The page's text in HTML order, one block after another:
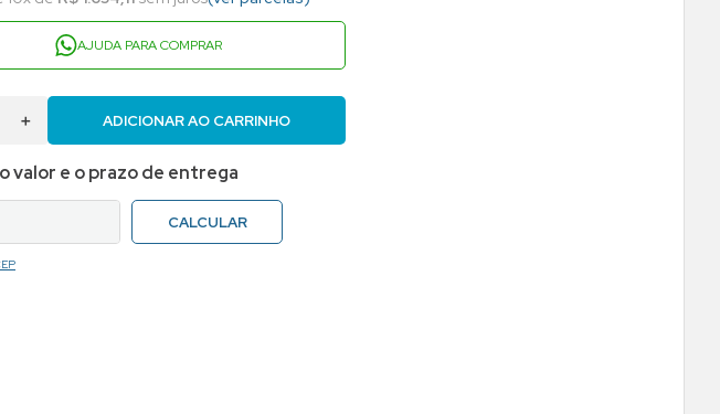
AJUDA PARA COMPRAR
＋ ADICIONAR AO CARRINHO